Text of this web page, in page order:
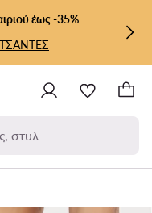
έως -35%
ΤΣΑΝΤΕΣ
στυλ